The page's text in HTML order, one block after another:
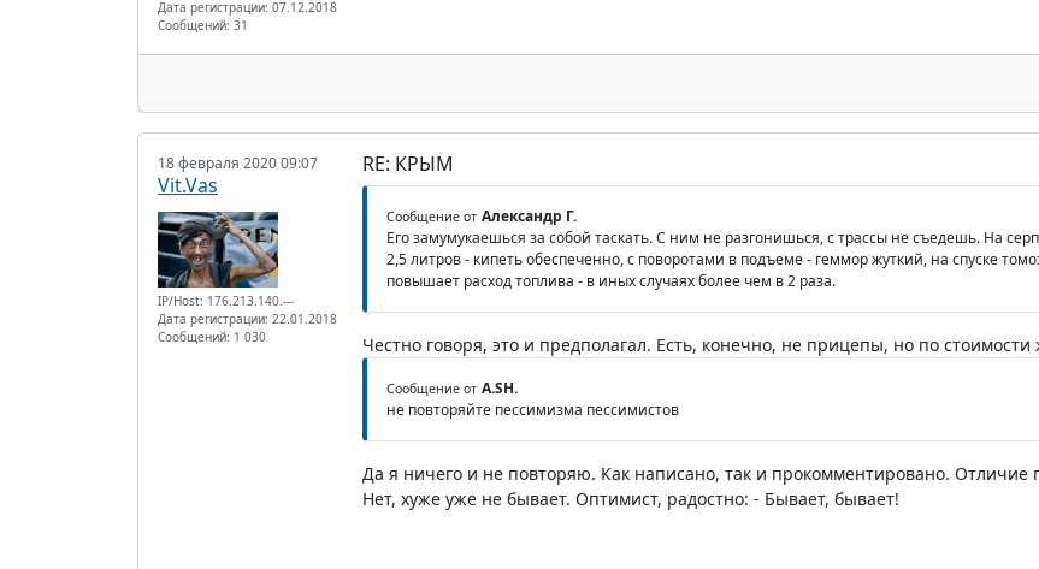
Дата регистрации: 07.12.2018
Сообщений: 31
18 февраля 2020 09:07
Vit.Vas
IP/Host: 176.213.140.---
Дата регистрации: 22.01.2018
Сообщений: 1 030
RE: КРЫМ
Сообщение от Александр Г.
Его замумукаешься за собой таскать. С ним не разгонишься, с трассы не съедешь. На
2,5 литров - кипеть обеспеченно, с поворотами в подъеме - геммор жуткий, на спуске
повышает расход топлива - в иных случаях более чем в 2 раза.
Честно говоря, это и предполагал. Есть, конечно, не прицепы, но по
Сообщение от A.SH.
не повторяйте пессимизма пессимистов
Да я ничего и не повторяю. Как написано, так и прокомментировано. Отличие
Нет, хуже уже не бывает. Оптимист, радостно: - Бывает, бывает!